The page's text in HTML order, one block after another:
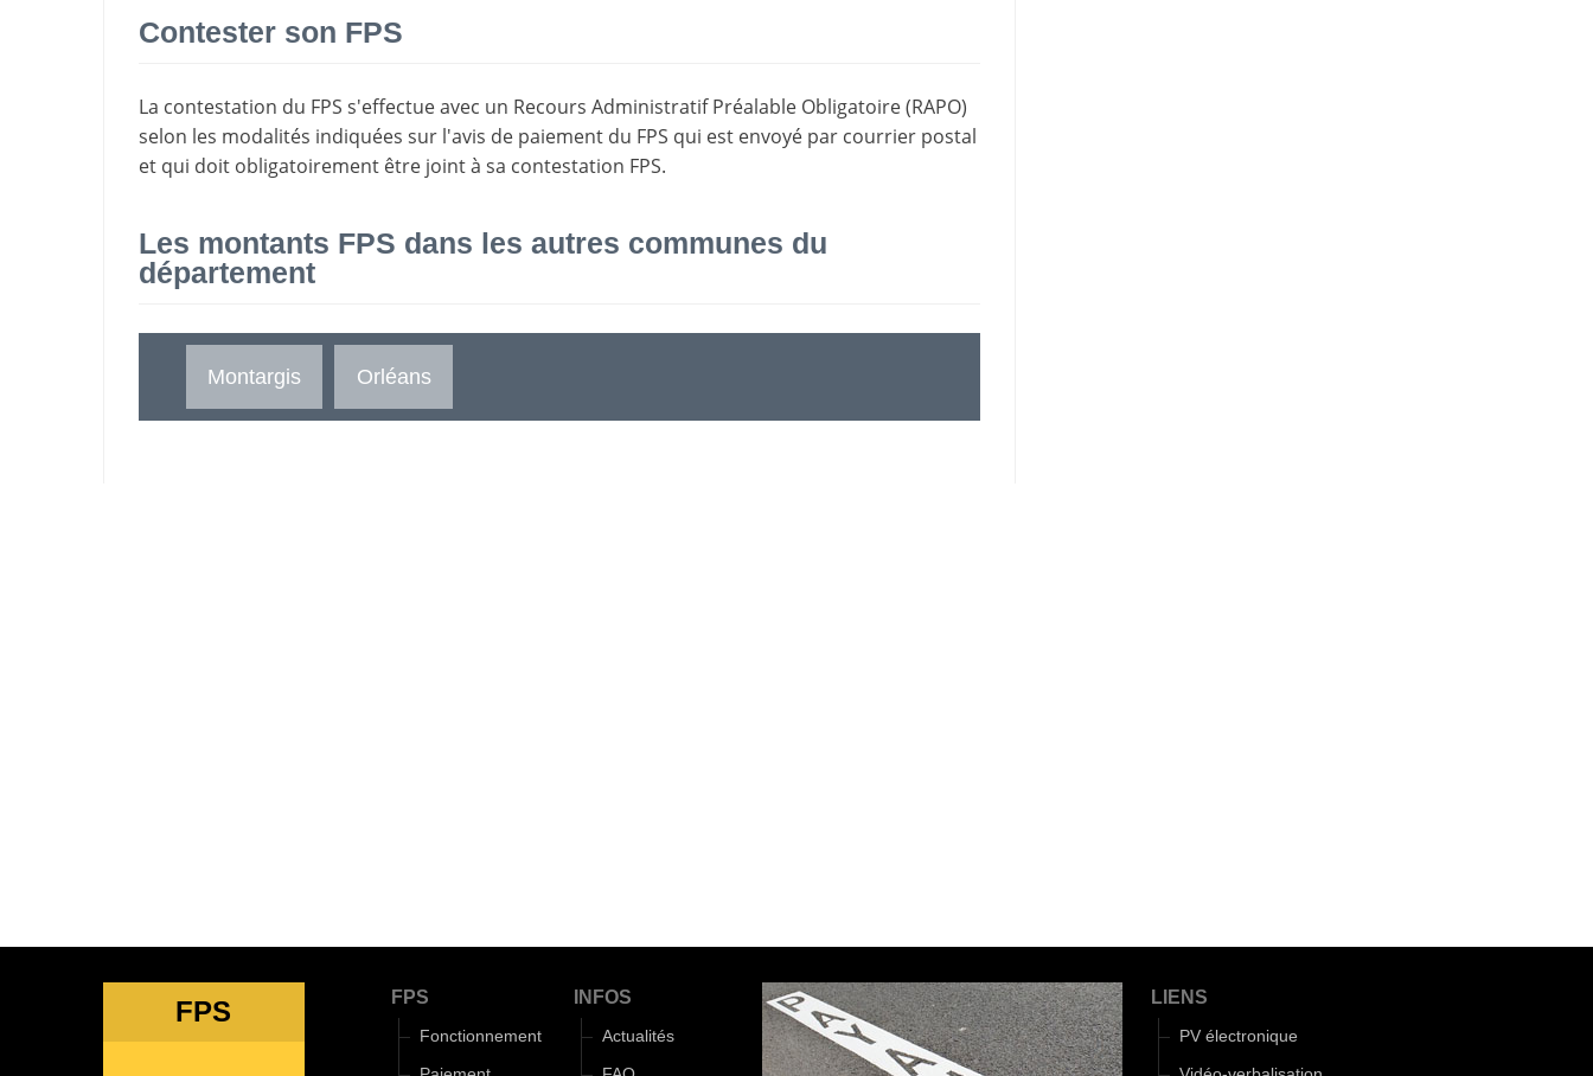
Contester son FPS
La contestation du FPS s'effectue avec un Recours Administratif Préalable Obligatoire (RAPO)
selon les modalités indiquées sur l'avis de paiement du FPS qui est envoyé par courrier postal
et qui doit obligatoirement être joint à sa contestation FPS.
Les montants FPS dans les autres communes du
département
Montargis Orléans
FPS FPS
Fonctionnement
INFOS
Actualités
LIENS
PV électronique